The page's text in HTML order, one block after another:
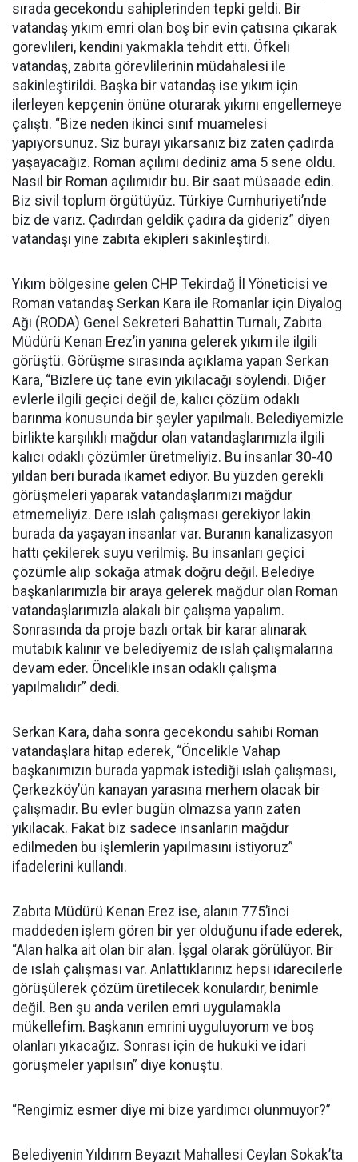
sırada gecekondu sahiplerinden tepki geldi. Bir
vatandaş yıkım emri olan boş bir evin çatısına çıkarak
görevlileri, kendini yakmakla tehdit etti. Öfkeli
vatandaş, zabıta görevlilerinin müdahalesi ile
sakinleştirildi. Başka bir vatandaş ise yıkım için
ilerleyen kepçenin önüne oturarak yıkımı engellemeye
çalıştı. “Bize neden ikinci sınıf muamelesi
yapıyorsunuz. Siz burayı yıkarsanız biz zaten çadırda
yaşayacağız. Roman açılımı dediniz ama 5 sene oldu.
Nasıl bir Roman açılımıdır bu. Bir saat müsaade edin.
Biz sivil toplum örgütüyüz. Türkiye Cumhuriyeti’nde
biz de varız. Çadırdan geldik çadıra da gideriz” diyen
vatandaşı yine zabıta ekipleri sakinleştirdi.
Yıkım bölgesine gelen CHP Tekirdağ İl Yöneticisi ve
Roman vatandaş Serkan Kara ile Romanlar için Diyalog
Ağı (RODA) Genel Sekreteri Bahattin Turnalı, Zabıta
Müdürü Kenan Erez’in yanına gelerek yıkım ile ilgili
görüştü. Görüşme sırasında açıklama yapan Serkan
Kara, “Bizlere üç tane evin yıkılacağı söylendi. Diğer
evlerle ilgili geçici değil de, kalıcı çözüm odaklı
barınma konusunda bir şeyler yapılmalı. Belediyemizle
birlikte karşılıklı mağdur olan vatandaşlarımızla ilgili
kalıcı odaklı çözümler üretmeliyiz. Bu insanlar 30-40
yıldan beri burada ikamet ediyor. Bu yüzden gerekli
görüşmeleri yaparak vatandaşlarımızı mağdur
etmemeliyiz. Dere ıslah çalışması gerekiyor lakin
burada da yaşayan insanlar var. Buranın kanalizasyon
hattı çekilerek suyu verilmiş. Bu insanları geçici
çözümle alıp sokağa atmak doğru değil. Belediye
başkanlarımızla bir araya gelerek mağdur olan Roman
vatandaşlarımızla alakalı bir çalışma yapalım.
Sonrasında da proje bazlı ortak bir karar alınarak
mutabık kalınır ve belediyemiz de ıslah çalışmalarına
devam eder. Öncelikle insan odaklı çalışma
yapılmalıdır” dedi.
Serkan Kara, daha sonra gecekondu sahibi Roman
vatandaşlara hitap ederek, “Öncelikle Vahap
başkanımızın burada yapmak istediği ıslah çalışması,
Çerkezköy’ün kanayan yarasına merhem olacak bir
çalışmadır. Bu evler bugün olmazsa yarın zaten
yıkılacak. Fakat biz sadece insanların mağdur
edilmeden bu işlemlerin yapılmasını istiyoruz”
ifadelerini kullandı.
Zabıta Müdürü Kenan Erez ise, alanın 775’inci
maddeden işlem gören bir yer olduğunu ifade ederek,
“Alan halka ait olan bir alan. İşgal olarak görülüyor. Bir
de ıslah çalışması var. Anlattıklarınız hepsi idarecilerle
görüşülerek çözüm üretilecek konulardır, benimle
değil. Ben şu anda verilen emri uygulamakla
mükellefim. Başkanın emrini uyguluyorum ve boş
olanları yıkacağız. Sonrası için de hukuki ve idari
görüşmeler yapılsın” diye konuştu.
“Rengimiz esmer diye mi bize yardımcı olunmuyor?”
Belediyenin Yıldırım Beyazıt Mahallesi Ceylan Sokak’ta